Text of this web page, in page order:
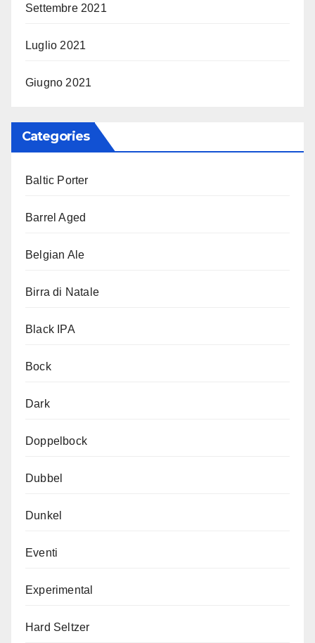
Settembre 2021
Luglio 2021
Giugno 2021
Categories
Baltic Porter
Barrel Aged
Belgian Ale
Birra di Natale
Black IPA
Bock
Dark
Doppelbock
Dubbel
Dunkel
Eventi
Experimental
Hard Seltzer